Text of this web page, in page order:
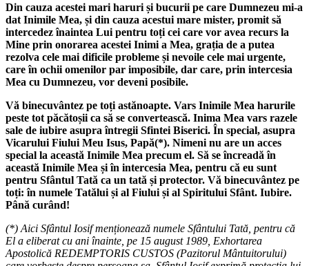
Din cauza acestei mari haruri și bucurii pe care Dumnezeu mi-a
dat Inimile Mea, și din cauza acestui mare mister, promit să
intercedez înaintea Lui pentru toți cei care vor avea recurs la
Mine prin onorarea acestei Inimi a Mea, grația de a putea
rezolva cele mai dificile probleme și nevoile cele mai urgente,
care în ochii omenilor par imposibile, dar care, prin intercesia
Mea cu Dumnezeu, vor deveni posibile.
Vă binecuvântez pe toți astănoapte. Vars Inimile Mea harurile
peste tot păcătoșii ca să se convertească. Inima Mea vars razele
sale de iubire asupra întregii Sfintei Biserici. În special, asupra
Vicarului Fiului Meu Isus, Papă(*). Nimeni nu are un acces
special la această Inimile Mea precum el. Să se încreadă în
această Inimile Mea și în intercesia Mea, pentru că eu sunt
pentru Sfântul Tată ca un tată și protector. Vă binecuvântez pe
toți: în numele Tatălui și al Fiului și al Spiritului Sfânt. Iubire.
Până curând!
(*) Aici Sfântul Iosif menționează numele Sfântului Tată, pentru că
El a eliberat cu ani înainte, pe 15 august 1989, Exhortarea
Apostolică REDEMPTORIS CUSTOS (Pazitorul Mântuitorului)